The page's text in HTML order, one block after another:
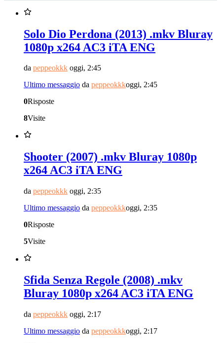
Solo Dio Perdona (2013) .mkv Bluray
1080p x264 AC3 iTA ENG
da peppeokkk oggi, 2:45
Ultimo messaggio da peppeokkkoggi, 2:45
0Risposte
8Visite
Shooter (2007) .mkv Bluray 1080p
x264 AC3 iTA ENG
da peppeokkk oggi, 2:35
Ultimo messaggio da peppeokkkoggi, 2:35
0Risposte
5Visite
Sfida Senza Regole (2008) .mkv
Bluray 1080p x264 AC3 iTA ENG
da peppeokkk oggi, 2:17
Ultimo messaggio da peppeokkkoggi, 2:17